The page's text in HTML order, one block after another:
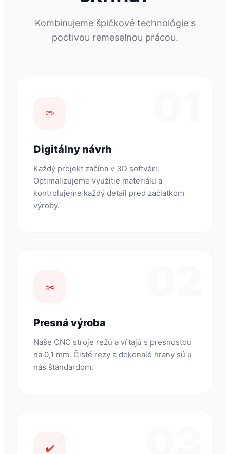
Kombinujeme špičkové technológie s
poctivou remeselnou prácou.
✏️
Digitálny návrh
Každý projekt začína v 3D softvéri.
Optimalizujeme využitie materiálu a
kontrolujeme každý detail pred začiatkom
výroby.
✂️
Presná výroba
Naše CNC stroje režú a vŕtajú s presnosťou
na 0,1 mm. Čisté rezy a dokonalé hrany sú u
nás štandardom.
✔️